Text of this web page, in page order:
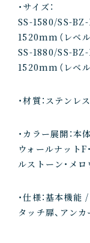
・サイズ：
SS-1580/SS-
1520mm（レベル
SS-1880/SS-
1520mm（レベル
・材質：ステン
・カラー展開：本
ウォールナットF
ルストーン・メ
・仕様：基本機
タッチ扉、アン